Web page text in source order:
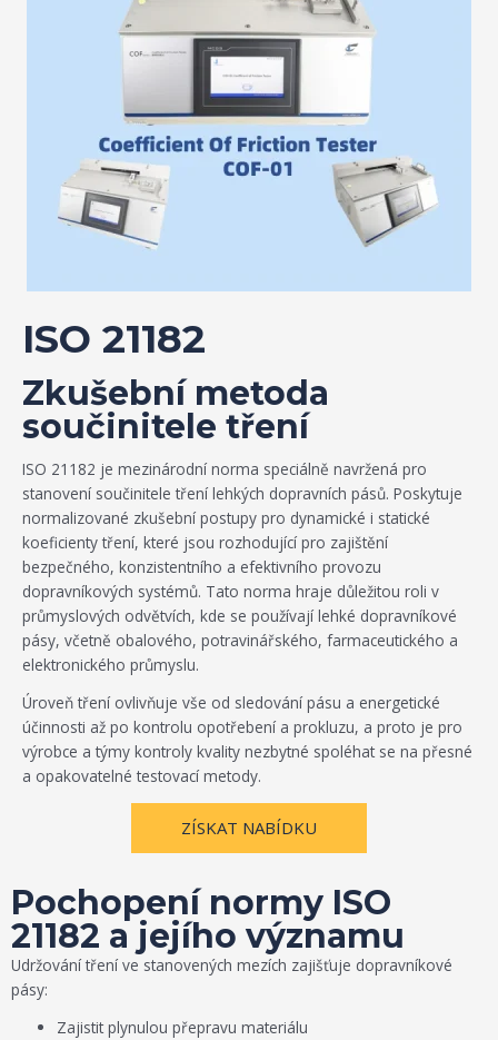
ISO 21182
Zkušební metoda
součinitele tření
ISO 21182 je mezinárodní norma speciálně navržená pro
stanovení součinitele tření lehkých dopravních pásů. Poskytuje
normalizované zkušební postupy pro dynamické i statické
koeficienty tření, které jsou rozhodující pro zajištění
bezpečného, konzistentního a efektivního provozu
dopravníkových systémů. Tato norma hraje důležitou roli v
průmyslových odvětvích, kde se používají lehké dopravníkové
pásy, včetně obalového, potravinářského, farmaceutického a
elektronického průmyslu.
Úroveň tření ovlivňuje vše od sledování pásu a energetické
účinnosti až po kontrolu opotřebení a prokluzu, a proto je pro
výrobce a týmy kontroly kvality nezbytné spoléhat se na přesné
a opakovatelné testovací metody.
ZÍSKAT NABÍDKU
Pochopení normy ISO
21182 a jejího významu
Udržování tření ve stanovených mezích zajišťuje dopravníkové
pásy:
Zajistit plynulou přepravu materiálu